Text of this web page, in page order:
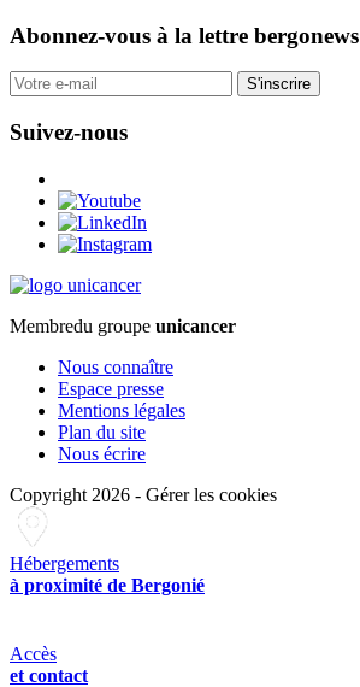
Abonnez-vous à la lettre bergonews
S'inscrire
Suivez-nous
Membredu groupe unicancer
Nous connaître
Espace presse
Mentions légales
Plan du site
Nous écrire
Copyright 2026 - Gérer les cookies
Hébergements
à proximité de Bergonié
Accès
et contact